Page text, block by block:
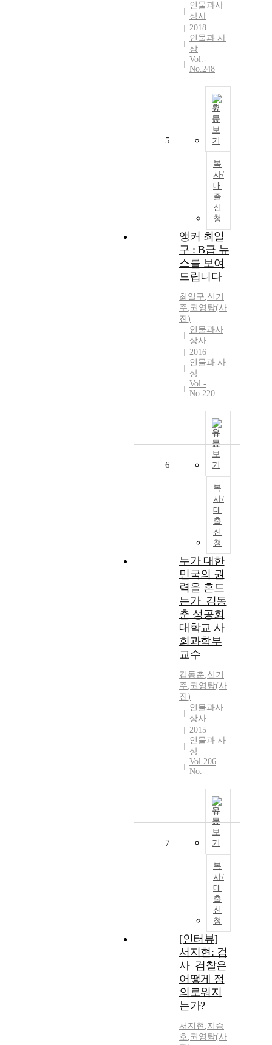
인물과사
상사
2018
인물과 사
상
Vol.-
No.248
원
문
보
기
복
사/
대
출
신
청
5
앵커 최일
구 : B급 뉴
스를 보여
드립니다
최일구,신기
주,권영탕(사
진)
인물과사
상사
2016
인물과 사
상
Vol.-
No.220
원
문
보
기
복
사/
대
출
신
청
6
누가 대한
민국의 권
력을 흔드
는가_김동
춘 성공회
대학교 사
회과학부
교수
김동춘,신기
주,권영탕(사
진)
인물과사
상사
2015
인물과 사
상
Vol.206
No.-
원
문
보
기
복
사/
대
출
신
청
7
[인터뷰]
서지현: 검
사_검찰은
어떻게 정
의로워지
는가?
서지현 ,지승
호,권영탕(사